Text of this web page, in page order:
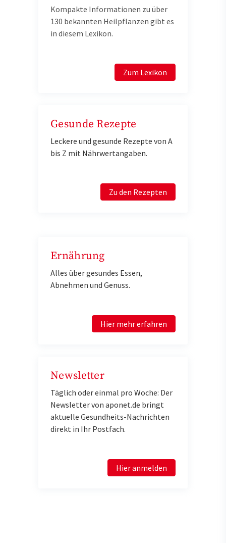
Kompakte Informationen zu über
130 bekannten Heilpflanzen gibt es
in diesem Lexikon.
Zum Lexikon
Gesunde Rezepte
Leckere und gesunde Rezepte von A
bis Z mit Nährwertangaben.
Zu den Rezepten
Ernährung
Alles über gesundes Essen,
Abnehmen und Genuss.
Hier mehr erfahren
Newsletter
Täglich oder einmal pro Woche: Der
Newsletter von aponet.de bringt
aktuelle Gesundheits-Nachrichten
direkt in Ihr Postfach.
Hier anmelden